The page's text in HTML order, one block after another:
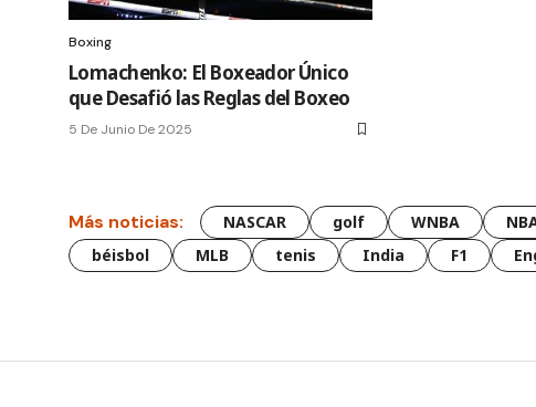
Boxing
Lomachenko: El Boxeador Único
que Desafió las Reglas del Boxeo
5 De Junio De 2025
Más noticias: NASCAR golf WNBA
béisbol
MLB tenis India F1